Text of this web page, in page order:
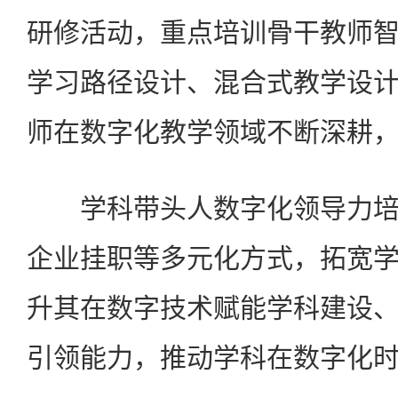
研修活动，重点培训骨干教师
学习路径设计、混合式教学设
师在数字化教学领域不断深耕
学科带头人数字化领导力培
企业挂职等多元化方式，拓宽
升其在数字技术赋能学科建设
引领能力，推动学科在数字化